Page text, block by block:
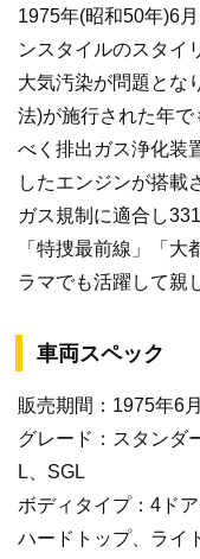
1975年(昭和50年)6
ンスタイルのスタイ
大気汚染が問題とな
法)が施行された年
べく排出ガス浄化装
したエンジンが搭載
ガス規制に適合し
「特捜最前線」「
ラマでも活躍して親
車両スペック
販売期間：1975年6
グレード：スタンダ
L、SGL
ボディタイプ：4ド
ハードトップ、ライ